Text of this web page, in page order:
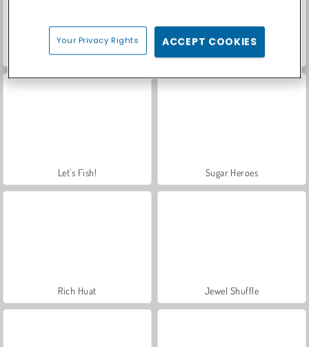
ASMR Makeover & Makeup Studio Farm Merge Valley
Let's Fish! Sugar Heroes
Rich Huat Jewel Shuffle
Your Privacy Rights ACCEPT COOKIES